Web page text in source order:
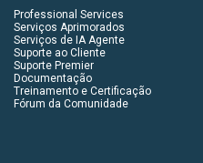
Professional Services
Serviços Aprimorados
Serviços de IA Agente
Suporte ao Cliente
Suporte Premier
Documentação
Treinamento e Certificação
Fórum da Comunidade